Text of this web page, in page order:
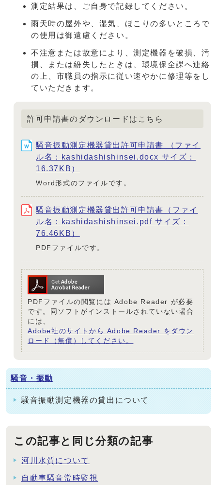
測定結果は、ご自身で記録してください。
雨天時の屋外や、湿気、ほこりの多いところで
の使用は御遠慮ください。
不注意または故意により、測定機器を破損、汚
損、または紛失したときは、環境保全課へ連絡
の上、市職員の指示に従い速やかに修理等をし
ていただきます。
許可申請書のダウンロードはこちら
騒音振動測定機器貸出許可申請書 （ファイ
ル名：kashidashishinsei.docx サイズ：
16.37KB）
Word形式のファイルです。
騒音振動測定機器貸出許可申請書（ファイ
ル名：kashidashishinsei.pdf サイズ：
76.46KB）
PDFファイルです。
PDFファイルの閲覧には Adobe Reader が必要
です。同ソフトがインストールされていない場合
には、
Adobe社のサイトから Adobe Reader をダウン
ロード（無償）してください。
騒音・振動
騒音振動測定機器の貸出について
この記事と同じ分類の記事
河川水質について
自動車騒音常時監視